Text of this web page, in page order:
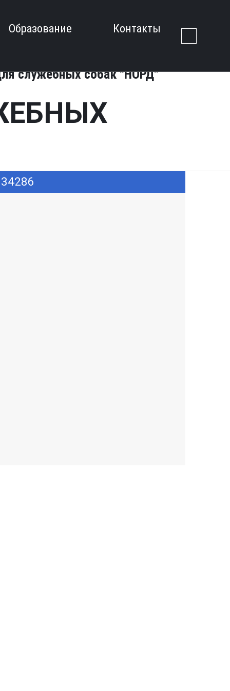
Образование Контакты
служебных собак "НОРД"